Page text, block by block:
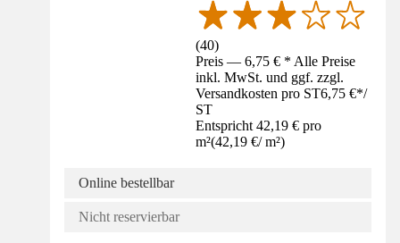
(40)
Preis — 6,75 € * Alle Preise
inkl. MwSt. und ggf. zzgl.
Versandkosten pro ST6,75 €*/
ST
Entspricht 42,19 € pro
m²(42,19 €/ m²)
Online bestellbar
Nicht reservierbar